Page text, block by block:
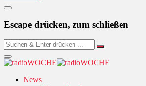
Escape drücken, zum schließen
News